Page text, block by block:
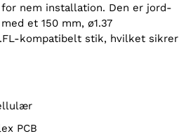
nem installation. Den er jord-
et 150 mm, ø1.37
kompatibelt stik, hvilket sikrer
PCB